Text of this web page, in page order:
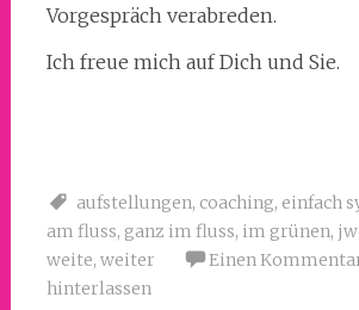
Vorgespräch verabreden.
Ich freue mich auf Dich und Sie.
aufstellungen, coaching, einfach
am fluss, ganz im fluss, im grünen,
weite, weiter
Einen
hinterlassen